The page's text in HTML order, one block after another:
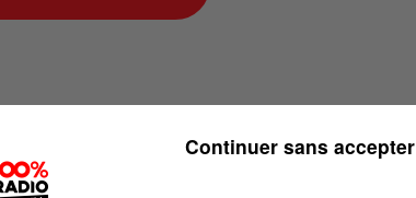
Continuer sans accepter